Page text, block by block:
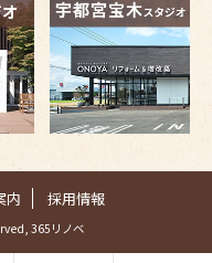
内 採用情報
365リノベ